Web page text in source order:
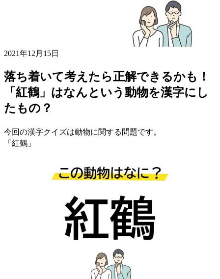
2021年12月15日
落ち着いて考えたら正解できるかも！
「紅鶴」はなんという動物を漢字にし
たもの？
今回の漢字クイズは動物に関する問題です。
「紅鶴」